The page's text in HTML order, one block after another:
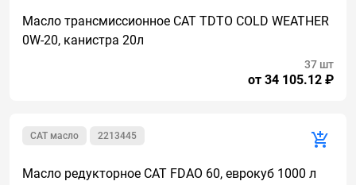
Масло трансмиссионное CAT TDTO COLD WEATHER
0W-20, канистра 20л
от 34 105.12 ₽
37 шт
2213445
CAT масло
Масло редукторное CAT FDAO 60, еврокуб 1000 л